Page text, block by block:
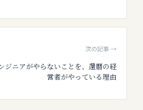
次の記事 →
ジニアがやらないことを、還暦の経
営者がやっている理由